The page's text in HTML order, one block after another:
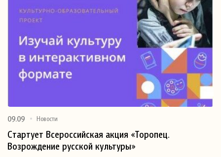
09.09 Новости
Стартует Всероссийская акция «Торопец.
Возрождение русской культуры»